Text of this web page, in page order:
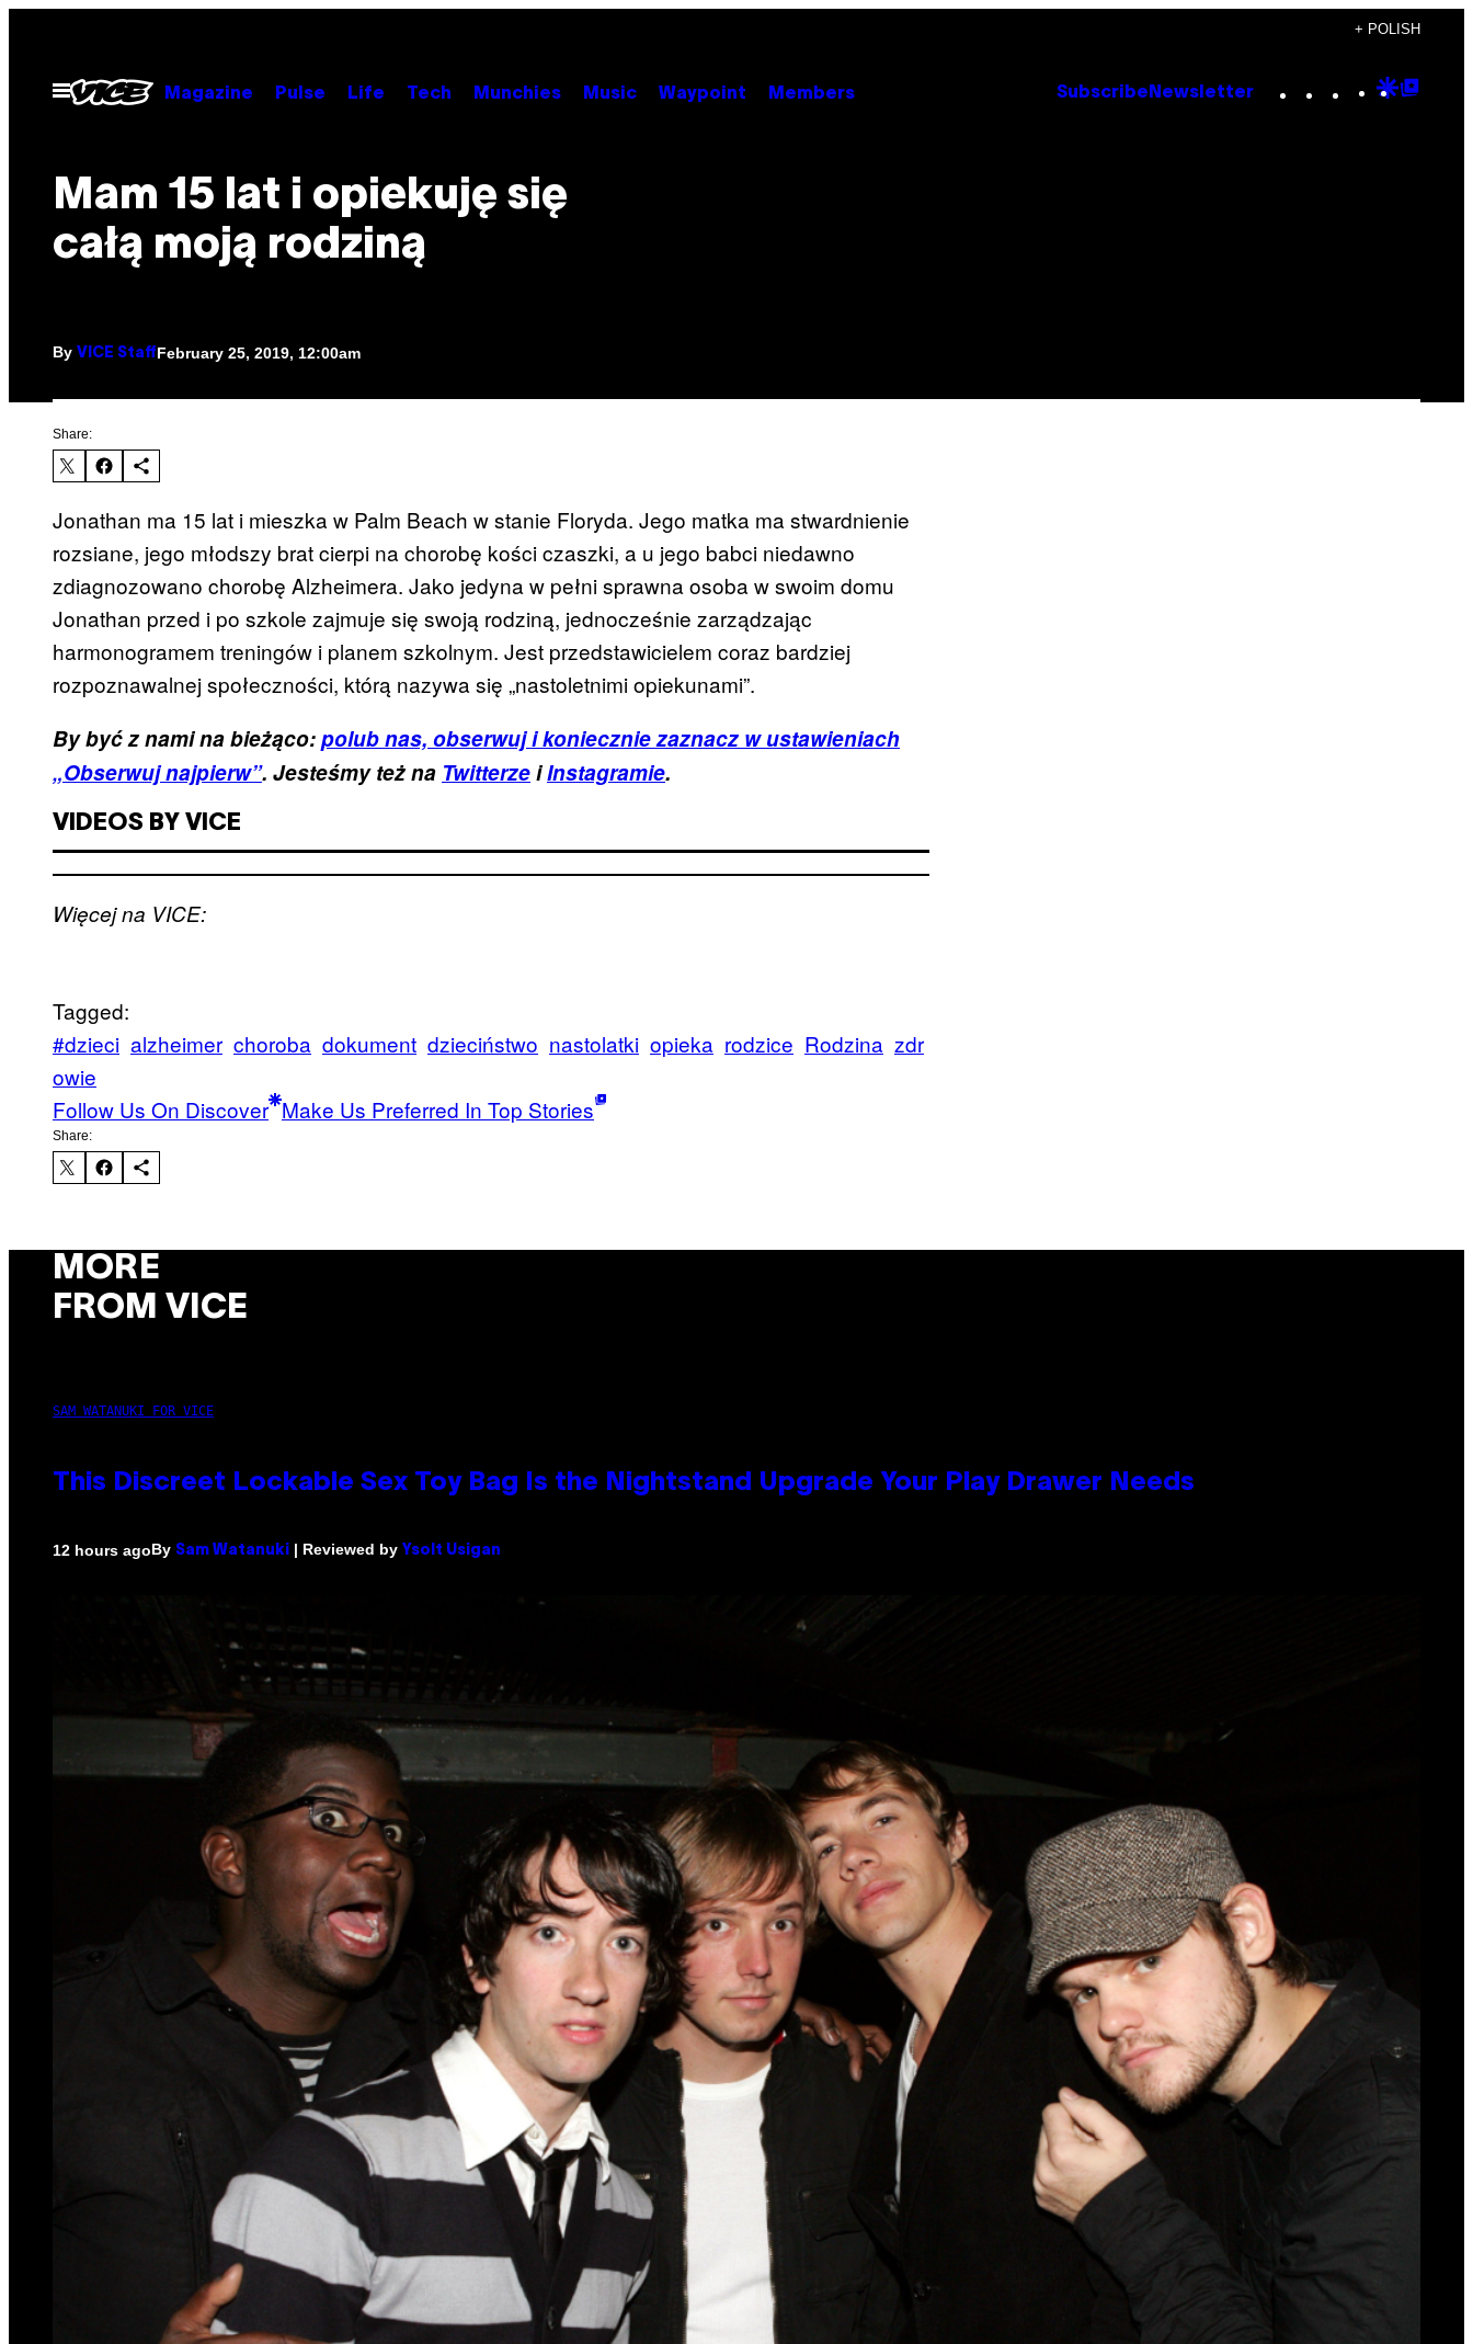
content
+ POLISH
Open
Menu
Magazine Pulse Life Tech Munchies Music Waypoint Members Subscribe Newsletter Instagram
TikTok
YouTube
Google
Mam 15 lat i opiekuję się
całą moją rodziną
By VICE StaffFebruary 25, 2019, 12:00am
Share:
Jonathan ma 15 lat i mieszka w Palm Beach w stanie Floryda. Jego matka ma stwardnienie
rozsiane, jego młodszy brat cierpi na chorobę kości czaszki, a u jego babci niedawno
zdiagnozowano chorobę Alzheimera. Jako jedyna w pełni sprawna osoba w swoim domu
Jonathan przed i po szkole zajmuje się swoją rodziną, jednocześnie zarządzając
harmonogramem treningów i planem szkolnym. Jest przedstawicielem coraz bardziej
rozpoznawalnej społeczności, którą nazywa się „nastoletnimi opiekunami”.
By być z nami na bieżąco:polub nas, obserwuj i koniecznie zaznacz w ustawieniach
„Obserwuj najpierw”. Jesteśmy też na TwitterzeiInstagramie.
VIDEOS BY VICE
Więcej na VICE:
Tagged:
#dzieci alzheimer choroba dokument dzieciństwo nastolatki opieka rodzice Rodzina zdr
owie
Follow Us On Discover Make Us Preferred In Top Stories
Share:
MORE
FROM VICE
SAM WATANUKI FOR VICE
This Discreet Lockable Sex Toy Bag Is the Nightstand Upgrade Your Play Drawer Needs
12 hours agoBy Sam Watanuki | Reviewed by Ysolt Usigan